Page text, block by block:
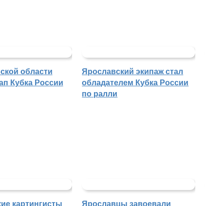
области
Кубка России
Ярославский экипаж стал
обладателем Кубка России
по ралли
картингисты Ярославцы завоевали